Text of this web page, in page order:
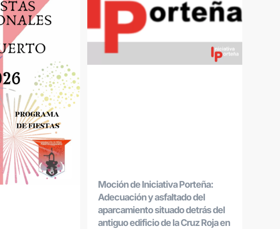
Moción de Iniciativa Porteña:
Adecuación y asfaltado del
aparcamiento situado detrás del
antiguo edificio de la Cruz Roja en